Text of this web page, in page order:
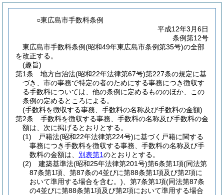
○東広島市手数料条例
平成12年3月6日
条例第12号
東広島市手数料条例(昭和49年東広島市条例第35号)の全部
を改正する。
(趣旨)
第1条
地方自治法(昭和22年法律第67号)第227条の規定に基
づき、市の事務で特定の者のためにする事務につき徴収す
る手数料については、他の条例に定めるもののほか、この
条例の定めるところによる。
(手数料を徴収する事務、手数料の名称及び手数料の金額)
第2条
手数料を徴収する事務、手数料の名称及び手数料の金
額は、次に掲げるとおりとする。
(1)
戸籍法(昭和22年法律第224号)に基づく戸籍に関する
事務につき手数料を徴収する事務、手数料の名称及び手
数料の金額は、 別表第1のとおりとする。
(2)
建築基準法(昭和25年法律第201号)第6条第1項(同法第
87条第1項、第87条の4並びに第88条第1項及び第2項に
おいて準用する場合を含む。) 、第7条第1項(同法第87条
の4並びに第88条第1項及び第2項において準用する場合